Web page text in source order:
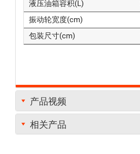
液压油箱容积(L)
振动轮宽度(cm)
包装尺寸(cm)
产品视频
相关产品